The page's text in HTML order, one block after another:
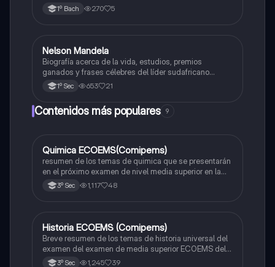
1º Bach 270 5
Historia
Nelson Mandela
Biografía acerca de la vida, estudios, premios
ganados y frases célebres del líder sudafricano
Nelson Mandela.
1º Sec 653 21
Contenidos más populares 9
Química
Quimica ECOEMS(Comipems)
resumen de los temas de quimica que se presentarán
en el próximo examen de nivel media superior en la
zona metropolitana de el valle de México
3º Sec 1,117 48
Historia
Historia ECOEMS (Comipems)
Breve resumen de los temas de historia universal del
examen del examen de media superior ECOEMS del
valle de México
3º Sec 1,245 39